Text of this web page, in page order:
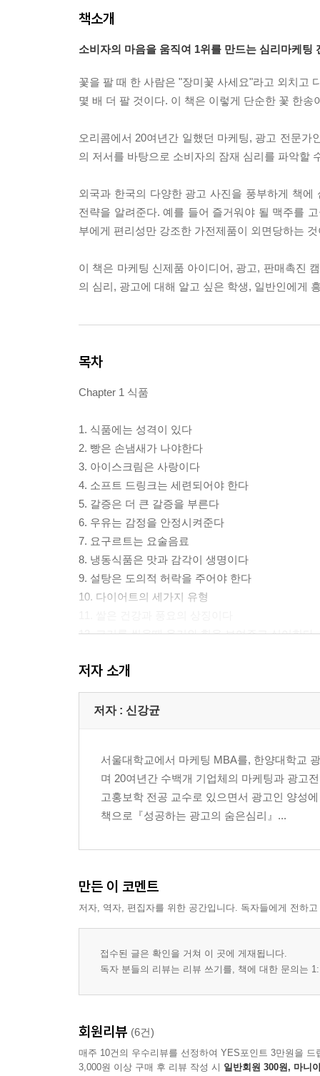
책소개
소비자의 마음을 움직여 1위를 만드는 심리마케팅
꽃을 팔 때 한 사람은 "장미꽃 사세요"라고 외치고
몇 배 더 팔 것이다. 이 책은 이렇게 단순한 꽃 한
오리콤에서 20여년간 일했던 마케팅, 광고 전문
의 저서를 바탕으로 소비자의 잠재 심리를 파악할
외국과 한국의 다양한 광고 사진을 풍부하게 책
전략을 알려준다. 예를 들어 즐거워야 될 맥주를
부에게 편리성만 강조한 가전제품이 외면당하는
이 책은 마케팅 신제품 아이디어, 광고, 판매촉진
의 심리, 광고에 대해 알고 싶은 학생, 일반인에게
목차
Chapter 1 식품
1. 식품에는 성격이 있다
2. 빵은 손냄새가 나야한다
3. 아이스크림은 사랑이다
4. 소프트 드링크는 세련되어야 한다
5. 갈증은 더 큰 갈증을 부른다
6. 우유는 감정을 안정시켜준다
7. 요구르트는 요술음료
8. 냉동식품은 맛과 감각이 생명이다
9. 설탕은 도의적 허락을 주어야 한다
10. 다이어트의 세가지 유형
12. 고기를 씹을때 용기와 힘을 보여주고 싶어한다
14. 계란은 신선한 새 생명이다
Chapter 2 패션
2. 옷을 사면 삶이 변한다
3. 옷은 심리적인 보상이다
4. 남자의 옷은 여성에게 달려있다
5. 브래지어는 너무 눈에 띄어도 안된다
9. 여성에게 신발 판매원은 연인이다
10. 울은 강한 남성이다
11. 실크는 우아한 여성이다
12. 면은 매력있는 요조숙녀이다
1. 집은 자신을 표현할 여지를 남겨야 한다
3. 가전제품은 남편의 역할을 한다
저자 소개
저자 : 신강균
서울대학교에서 마케팅 MBA를, 한양대학교
며 20여년간 수백개 기업체의 마케팅과 광고
고홍보학 전공 교수로 있으면서 광고인 양성
책으로『성공하는 광고의 숨은심리』...
만든 이 코멘트
저자, 역자, 편집자를 위한 공간입니다. 독자들에게 전하
접수된 글은 확인을 거쳐 이 곳에 게재됩니다.
독자 분들의 리뷰는 리뷰 쓰기를, 책에 대한 문의는
회원리뷰 (6건)
매주 10건의 우수리뷰를 선정하여 YES포인트 3만원을 드
3,000원 이상 구매 후 리뷰 작성 시 일반회원 300원, 마니